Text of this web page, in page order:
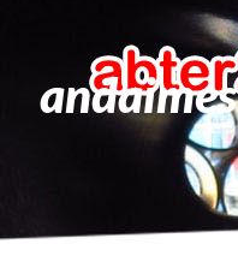
andaimes